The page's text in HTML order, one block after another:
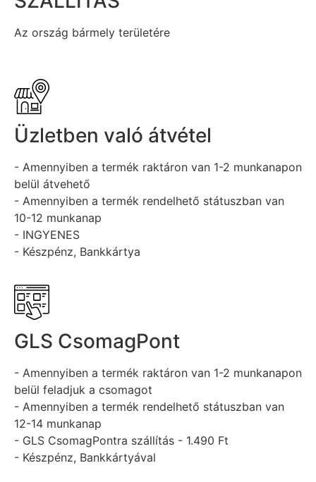
Az ország bármely területére
Üzletben való átvétel
- Amennyiben a termék raktáron van 1-2 munkanapon
belül átvehető
- Amennyiben a termék rendelhető státuszban van
10-12 munkanap
- INGYENES
- Készpénz, Bankkártya
GLS CsomagPont
- Amennyiben a termék raktáron van 1-2 munkanapon
belül feladjuk a csomagot
- Amennyiben a termék rendelhető státuszban van
12-14 munkanap
- GLS CsomagPontra szállítás - 1.490 Ft
- Készpénz, Bankkártyával